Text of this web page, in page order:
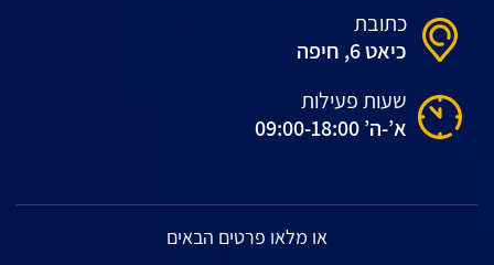
כתובת
כיאט 6, חיפה
שעות פעילות
א’-ה’ 09:00-18:00
או מלאו פרטים הבאים